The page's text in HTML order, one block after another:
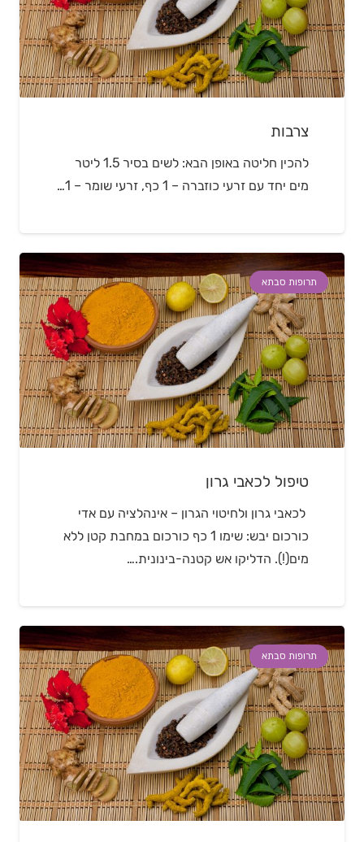
צרבות
להכין חליטה באופן הבא: לשים בסיר 1.5 ליטר
מים יחד עם זרעי כוזברה – 1 כף, זרעי שומר – 1…
תרופות סבתא
טיפול לכאבי גרון
לכאבי גרון ולחיטוי הגרון – אינהלציה עם אדי
כורכום יבש: שימו 1 כף כורכום במחבת קטן ללא
מים(!). הדליקו אש קטנה-בינונית.…
תרופות סבתא